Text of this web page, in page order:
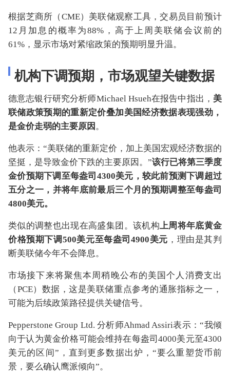
根据芝商所（CME）美联储观察工具，交易员目前预计
12月加息的概率为88%，高于上周美联储会议前的
61%，显示市场对紧缩政策的预期明显升温。
机构下调预期，市场观望关键数据
德意志银行研究分析师Michael Hsueh在报告中指出， 美
联储政策预期的重新定价叠加美国经济数据表现强劲，
是金价走弱的主要原因 。
他表示：“美联储的重新定价，加上美国宏观经济数据的
坚挺，是导致金价下跌的主要原因。”该行已将第三季度
金价预期下调至每盎司4300美元，较此前预测下调超过
五分之一，并将年底前最后三个月的预期调整至每盎司
4800美元。
类似的调整也出现在高盛集团。该机构 上周将年底黄金
价格预期下调500美元至每盎司4900美元 ，理由是其判
断美联储今年不会降息。
市场接下来将聚焦本周稍晚公布的美国个人消费支出
（PCE）数据，这是美联储重点参考的通胀指标之一，
可能为后续政策路径提供关键信号。
Pepperstone Group Ltd. 分析师Ahmad Assiri表示：“我倾
向于认为黄金价格可能会维持在每盎司4000美元至4300
美元的区间”，直到更多数据出炉，“要么重塑货币前
景，要么确认鹰派倾向”。